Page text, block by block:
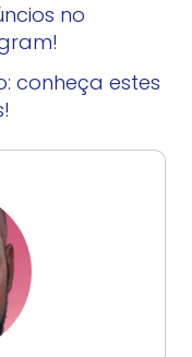
no
conheça estes